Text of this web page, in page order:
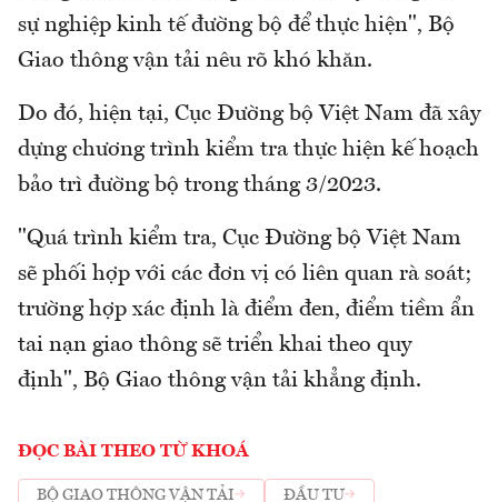
sự nghiệp kinh tế đường bộ để thực hiện", Bộ
Giao thông vận tải nêu rõ khó khăn.
Do đó, hiện tại, Cục Đường bộ Việt Nam đã xây
dựng chương trình kiểm tra thực hiện kế hoạch
bảo trì đường bộ trong tháng 3/2023.
"Quá trình kiểm tra, Cục Đường bộ Việt Nam
sẽ phối hợp với các đơn vị có liên quan rà soát;
trường hợp xác định là điểm đen, điểm tiềm ẩn
tai nạn giao thông sẽ triển khai theo quy
định", Bộ Giao thông vận tải khẳng định.
ĐỌC BÀI THEO TỪ KHOÁ
BỘ GIAO THÔNG VẬN TẢI
ĐẦU TƯ